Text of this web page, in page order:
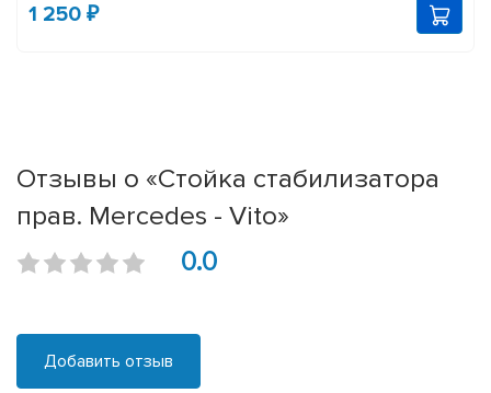
1 250 ₽
Отзывы о «Стойка стабилизатора
прав. Mercedes - Vito»
0.0
Добавить отзыв